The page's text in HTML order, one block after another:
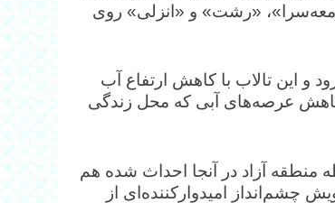
«رشت» و «انزلی» روی
و این تالاب با کاهش ارتفاع آب
عرصه‌های آبی که محل زندگی
آزاد در آنجا احداث شده هم
امیدوارکننده‌ای از